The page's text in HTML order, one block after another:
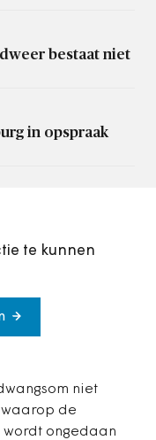
bestaat niet
in opspraak
te kunnen
niet
de
wordt ongedaan